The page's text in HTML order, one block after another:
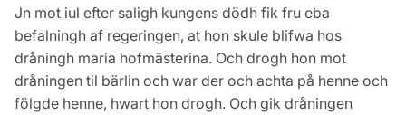
Jn mot iul efter saligh kungens dödh fik fru eba
befalningh af regeringen, at hon skule blifwa hos
dråningh maria hofmästerina. Och drogh hon mot
dråningen til bärlin och war der och achta på henne och
fölgde henne, hwart hon drogh. Och gik dråningen